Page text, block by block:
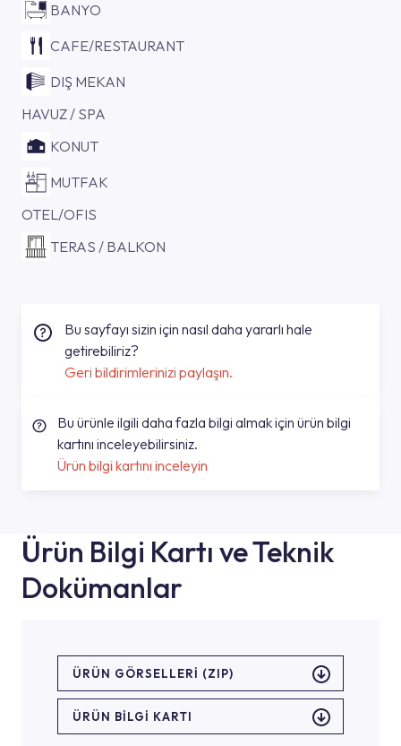
BANYO
CAFE/RESTAURANT
DIŞ MEKAN
HAVUZ / SPA
KONUT
MUTFAK
OTEL/OFIS
TERAS / BALKON
Bu sayfayı sizin için nasıl daha yararlı hale
getirebiliriz?
Geri bildirimlerinizi paylaşın.
Bu ürünle ilgili daha fazla bilgi almak için ürün bilgi
kartını inceleyebilirsiniz.
Ürün bilgi kartını inceleyin
Ürün Bilgi Kartı ve Teknik
Dokümanlar
ÜRÜN GÖRSELLERI (ZIP)
ÜRÜN BILGI KARTI